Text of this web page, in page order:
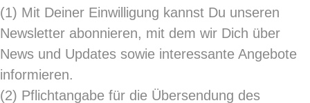
(1) Mit Deiner Einwilligung kannst Du unseren
Newsletter abonnieren, mit dem wir Dich über
News und Updates sowie interessante Angebote
informieren.
(2) Pflichtangabe für die Übersendung des